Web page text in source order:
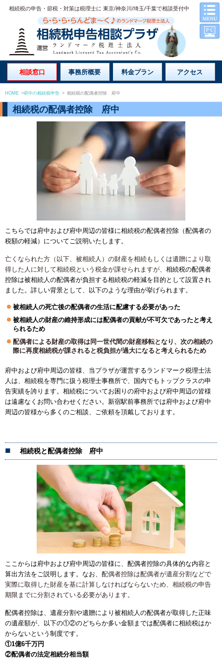
相続税の申告・節税・対策は税理士に 東京/神奈川/埼玉/千葉で相談受付中
相談窓口 事務所概要 料金プラン アクセス
HOME >府中の相続税申告 > 相続税の配偶者控除 府中
相続税の配偶者控除 府中
こちらでは府中および府中周辺の皆様に相続税の配偶者控除（配偶者の
税額の軽減）についてご説明いたします。
亡くなられた方（以下、被相続人）の財産を相続もしくは遺贈により取
得した人に対して相続税という税金が課せられますが、 相続税の配偶者
控除は被相続人の配偶者が負担する相続税の軽減を目的として設置され
ました。詳しい背景として、以下のような理由が挙げられます。
被相続人の死亡後の配偶者の生活に配慮する必要があった
被相続人の財産の維持形成には配偶者の貢献が不可欠であったと考え
られるため
配偶者による財産の取得は同一世代間の財産移転となり、次の相続の
際に再度相続税が課されると税負担が過大になると考えられるため
府中および府中周辺の皆様、当プラザが運営するランドマーク税理士法
人は、相続税を専門に扱う税理士事務所で、国内でもトップクラスの申
告実績を誇ります。相続税についてお困りの府中および府中周辺の皆様
は遠慮なくお問い合わせください。新宿駅前事務所では府中および府中
周辺の皆様から多くのご相談、ご依頼を頂戴しております。
相続税と配偶者控除 府中
ここからは府中および府中周辺の皆様に、配偶者控除の具体的な内容と
算出方法をご説明します。なお、 配偶者控除は配偶者が遺産分割などで
実際に取得した財産を基に計算しなければならないため、相続税の申告
期限までに分割されている必要があります。
配偶者控除は、遺産分割や遺贈により被相続人の配偶者が取得した正味
の遺産額が、​以下の①②のどちらか多い金額までは配偶者に相続税はか
からないという制度です。
①1億6千万円
②配偶者の法定相続分相当額